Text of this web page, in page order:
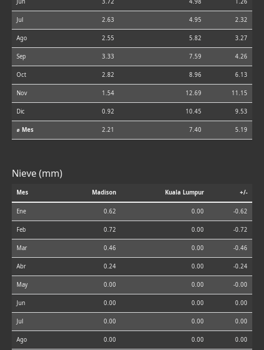
Jun 3.72 4.98 1.26
Jul 2.63 4.95 2.32
Ago 2.55 5.82 3.27
Sep 3.33 7.59 4.26
Oct 2.82 8.96 6.13
Nov 1.54 12.69 11.15
Dic 0.92 10.45 9.53
⌀ Mes 2.21 7.40 5.19
Nieve (mm)
Mes Madison Kuala Lumpur +/-
Ene 0.62 0.00 -0.62
Feb 0.72 0.00 -0.72
Mar 0.46 0.00 -0.46
Abr 0.24 0.00 -0.24
May 0.00 0.00 -0.00
Jun 0.00 0.00 0.00
Jul 0.00 0.00 0.00
Ago 0.00 0.00 0.00